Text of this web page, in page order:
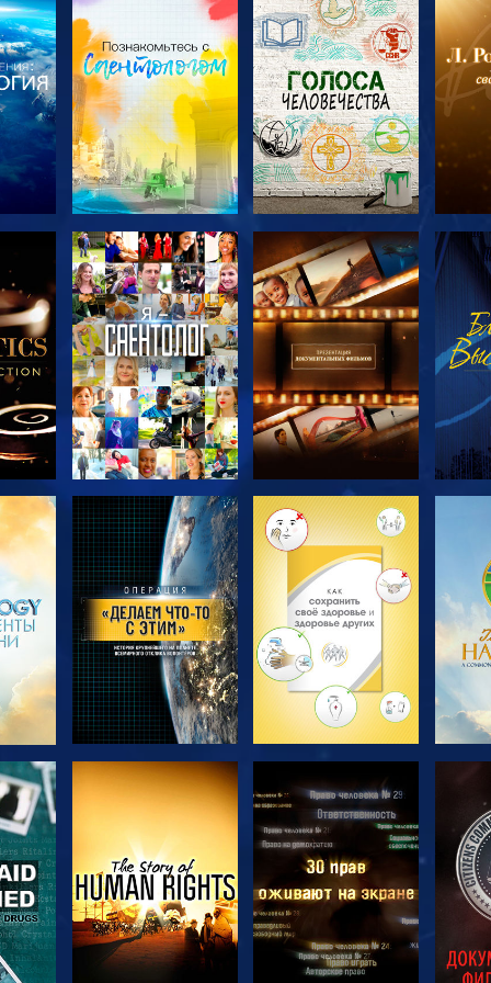
СМОТРЕТЬ
ПЕРЕДАЧИ
СМОТРЕТЬ
ПЕРЕДАЧИ
СМОТРЕТЬ
ПЕРЕДАЧИ
СМОТРЕТЬ
ПЕРЕДАЧИ
СМОТРЕТЬ СМОТРЕТЬ